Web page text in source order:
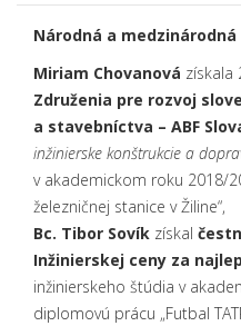
Národná a medzinárodná
Miriam Chovanová získala
Združenia pre rozvoj
a stavebníctva – ABF
inžinierske konštrukcie a
v akademickom roku 2018/
železničnej stanice v Žiline“,
Bc. Tibor Sovík získal
Inžinierskej ceny za
inžinierskeho štúdia v
diplomovú prácu „Futbal